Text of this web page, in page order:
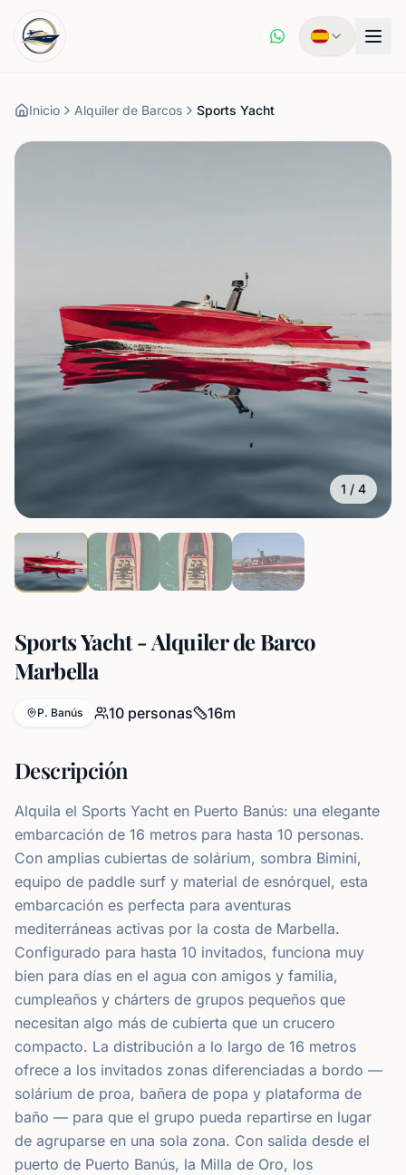
Inicio Alquiler de Barcos Sports Yacht
1 / 4
Sports Yacht - Alquiler de Barco
Marbella
P. Banús 10 personas 16m
Descripción
Alquila el Sports Yacht en Puerto Banús: una elegante
embarcación de 16 metros para hasta 10 personas.
Con amplias cubiertas de solárium, sombra Bimini,
equipo de paddle surf y material de esnórquel, esta
embarcación es perfecta para aventuras
mediterráneas activas por la costa de Marbella.
Configurado para hasta 10 invitados, funciona muy
bien para días en el agua con amigos y familia,
cumpleaños y chárters de grupos pequeños que
necesitan algo más de cubierta que un crucero
compacto. La distribución a lo largo de 16 metros
ofrece a los invitados zonas diferenciadas a bordo —
solárium de proa, bañera de popa y plataforma de
baño — para que el grupo pueda repartirse en lugar
de agruparse en una sola zona. Con salida desde el
puerto de Puerto Banús, la Milla de Oro, los